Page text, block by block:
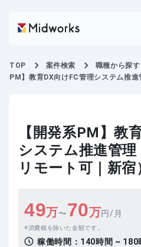
TOP 案件検索 職種から探す
PM】教育DX向けFC管理システム推進
【開発系PM】教
システム推進管理
リモート可｜新宿
49万〜70万円/月
消費税を除いた金額です。
稼働時間： 140時間 ~ 180